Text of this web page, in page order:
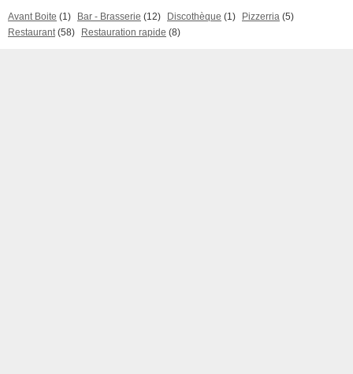
Avant Boite (1) Bar - Brasserie (12) Discothèque (1) Pizzerria (5)
Restaurant (58) Restauration rapide (8)